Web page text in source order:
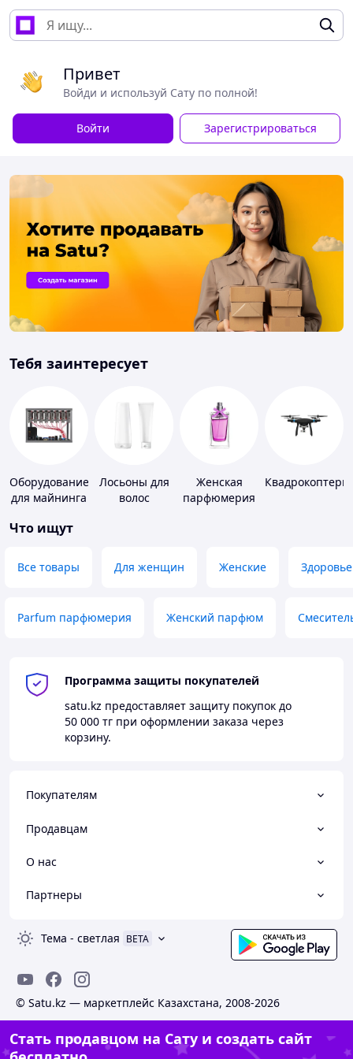
Привет
Войди и используй Сату по полной!
Войти Зарегистрироваться
Тебя заинтересует
Оборудование
для майнинга
Лосьоны для
волос
Женская
парфюмерия
Квадрокоптеры
Что ищут
Все товары Для женщин Женские Здоровье
Parfum парфюмерия Женский парфюм
Программа защиты покупателей
satu.kz предоставляет защиту покупок до
50 000 тг при оформлении заказа через
корзину.
Покупателям
Продавцам
О нас
Партнеры
Тема - светлая BETA
© Satu.kz — маркетплейс Казахстана, 2008-2026
Стать продавцом на Сату и создать сайт